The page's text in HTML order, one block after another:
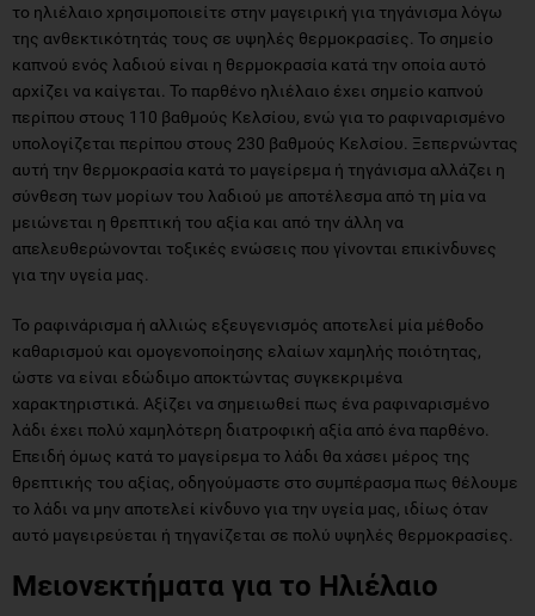
το ηλιέλαιο χρησιμοποιείτε στην μαγειρική για τηγάνισμα λόγω
της ανθεκτικότητάς τους σε υψηλές θερμοκρασίες. Το σημείο
καπνού ενός λαδιού είναι η θερμοκρασία κατά την οποία αυτό
αρχίζει να καίγεται. Το παρθένο ηλιέλαιο έχει σημείο καπνού
περίπου στους 110 βαθμούς Κελσίου, ενώ για το ραφιναρισμένο
υπολογίζεται περίπου στους 230 βαθμούς Κελσίου. Ξεπερνώντας
αυτή την θερμοκρασία κατά το μαγείρεμα ή τηγάνισμα αλλάζει η
σύνθεση των μορίων του λαδιού με αποτέλεσμα από τη μία να
μειώνεται η θρεπτική του αξία και από την άλλη να
απελευθερώνονται τοξικές ενώσεις που γίνονται επικίνδυνες
για την υγεία μας.
Το ραφινάρισμα ή αλλιώς εξευγενισμός αποτελεί μία μέθοδο
καθαρισμού και ομογενοποίησης ελαίων χαμηλής ποιότητας,
ώστε να είναι εδώδιμο αποκτώντας συγκεκριμένα
χαρακτηριστικά. Αξίζει να σημειωθεί πως ένα ραφιναρισμένο
λάδι έχει πολύ χαμηλότερη διατροφική αξία από ένα παρθένο.
Επειδή όμως κατά το μαγείρεμα το λάδι θα χάσει μέρος της
θρεπτικής του αξίας, οδηγούμαστε στο συμπέρασμα πως θέλουμε
το λάδι να μην αποτελεί κίνδυνο για την υγεία μας, ιδίως όταν
αυτό μαγειρεύεται ή τηγανίζεται σε πολύ υψηλές θερμοκρασίες.
Μειονεκτήματα για το Ηλιέλαιο